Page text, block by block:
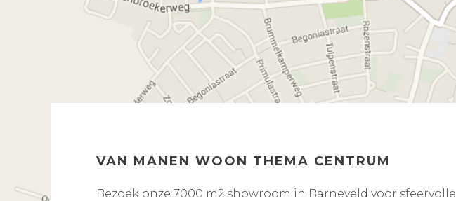
VAN MANEN WOON THEMA CENTRUM
Bezoek onze 7000 m2 showroom in Barneveld voor sfeervolle